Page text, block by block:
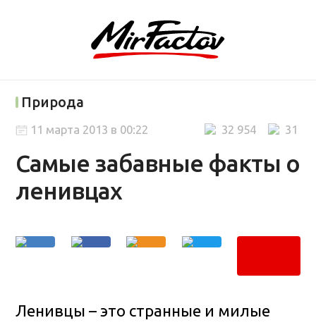
Природа
Самые забавные факты о
ленивцах
31
32 954
11 марта 2013 в 00:22
Ленивцы – это странные и милые